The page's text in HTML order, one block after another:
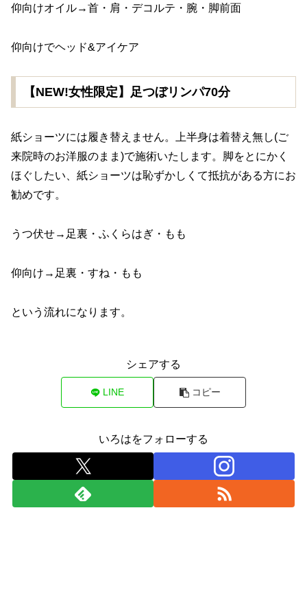
仰向けオイル→首・肩・デコルテ・腕・脚前面
仰向けでヘッド&アイケア
【NEW!女性限定】足つぼリンパ70分
紙ショーツには履き替えません。上半身は着替え無し(ご
来院時のお洋服のまま)で施術いたします。脚をとにかく
ほぐしたい、紙ショーツは恥ずかしくて抵抗がある方にお
勧めです。
うつ伏せ→足裏・ふくらはぎ・もも
仰向け→足裏・すね・もも
という流れになります。
シェアする
LINE コピー
いろはをフォローする